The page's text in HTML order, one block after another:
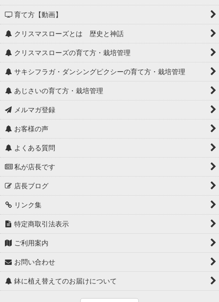
育て方【動画】
クリスマスローズとは 歴史と神話
クリスマスローズの育て方・栽培管理
サキシフラガ・ダンシングピクシーの育て方・栽培管理
あじさいの育て方・栽培管理
メルマガ登録
お客様の声
よくある質問
私が店長です
店長ブログ
リンク集
特定商取引法表示
ご利用案内
お問い合わせ
鉢に植え替えてのお届けについて